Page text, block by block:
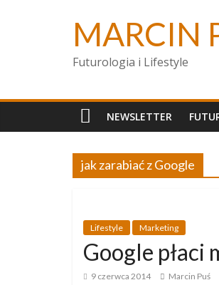
MARCIN
Futurologia i Lifestyle
NEWSLETTER
jak zarabiać z Google
Lifestyle Marketing
Google płaci
9 czerwca 2014 Marcin Puś